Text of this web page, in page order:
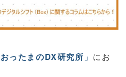
おったまのDX研究所 」 にお